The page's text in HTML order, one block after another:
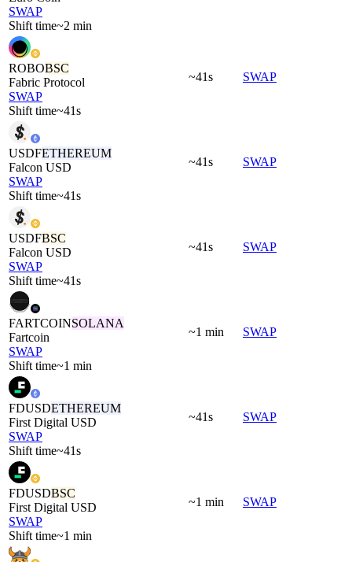
SWAP
Shift time~2 min
ROBOBSC
Fabric Protocol
SWAP
Shift time~41s
~41s SWAP
USDFETHEREUM
Falcon USD
SWAP
Shift time~41s
~41s SWAP
USDFBSC
Falcon USD
SWAP
Shift time~41s
~41s SWAP
FARTCOINSOLANA
Fartcoin
SWAP
Shift time~1 min
~1 min SWAP
FDUSDETHEREUM
First Digital USD
SWAP
Shift time~41s
~41s SWAP
FDUSDBSC
First Digital USD
SWAP
Shift time~1 min
~1 min SWAP